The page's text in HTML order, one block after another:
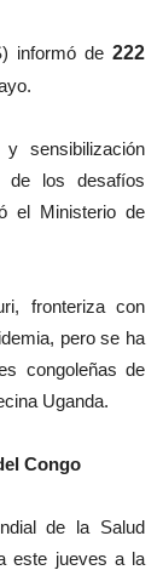
informó de 222
sensibilización
de los desafíos
el Ministerio de
fronteriza con
pero se ha
congoleñas de
Uganda.
Congo
de la Salud
este jueves a la